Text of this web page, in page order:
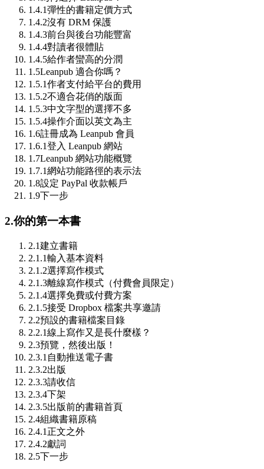
1.4.1彈性的書籍定價方式
1.4.2沒有 DRM 保護
1.4.3前台與後台功能豐富
1.4.4對讀者很體貼
1.4.5給作者蠻高的分潤
1.5Leanpub 適合你嗎？
1.5.1作者支付給平台的費用
1.5.2不適合花俏的版面
1.5.3中文字型的選擇不多
1.5.4操作介面以英文為主
1.6註冊成為 Leanpub 會員
1.6.1登入 Leanpub 網站
1.7Leanpub 網站功能概覽
1.7.1網站功能路徑的表示法
1.8設定 PayPal 收款帳戶
1.9下一步
2.你的第一本書
2.1建立書籍
2.1.1輸入基本資料
2.1.2選擇寫作模式
2.1.3離線寫作模式（付費會員限定）
2.1.4選擇免費或付費方案
2.1.5接受 Dropbox 檔案共享邀請
2.2預設的書籍檔案目錄
2.2.1線上寫作又是長什麼樣？
2.3預覽，然後出版！
2.3.1 自動推送電子書
2.3.2出版
2.3.3請收信
2.3.4下架
2.3.5出版前的書籍首頁
2.4組織書籍原稿
2.4.1 正文之外
2.4.2獻詞
2.5下一步